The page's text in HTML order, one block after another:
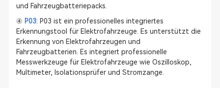
und Fahrzeugbatteriepacks.
④ P03: P03 ist ein professionelles integriertes
Erkennungstool für Elektrofahrzeuge. Es unterstützt die
Erkennung von Elektrofahrzeugen und
Fahrzeugbatterien. Es integriert professionelle
Messwerkzeuge für Elektrofahrzeuge wie Oszilloskop,
Multimeter, Isolationsprüfer und Stromzange.